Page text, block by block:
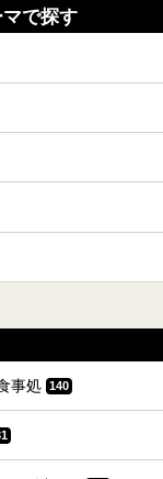
で探す
事処 140